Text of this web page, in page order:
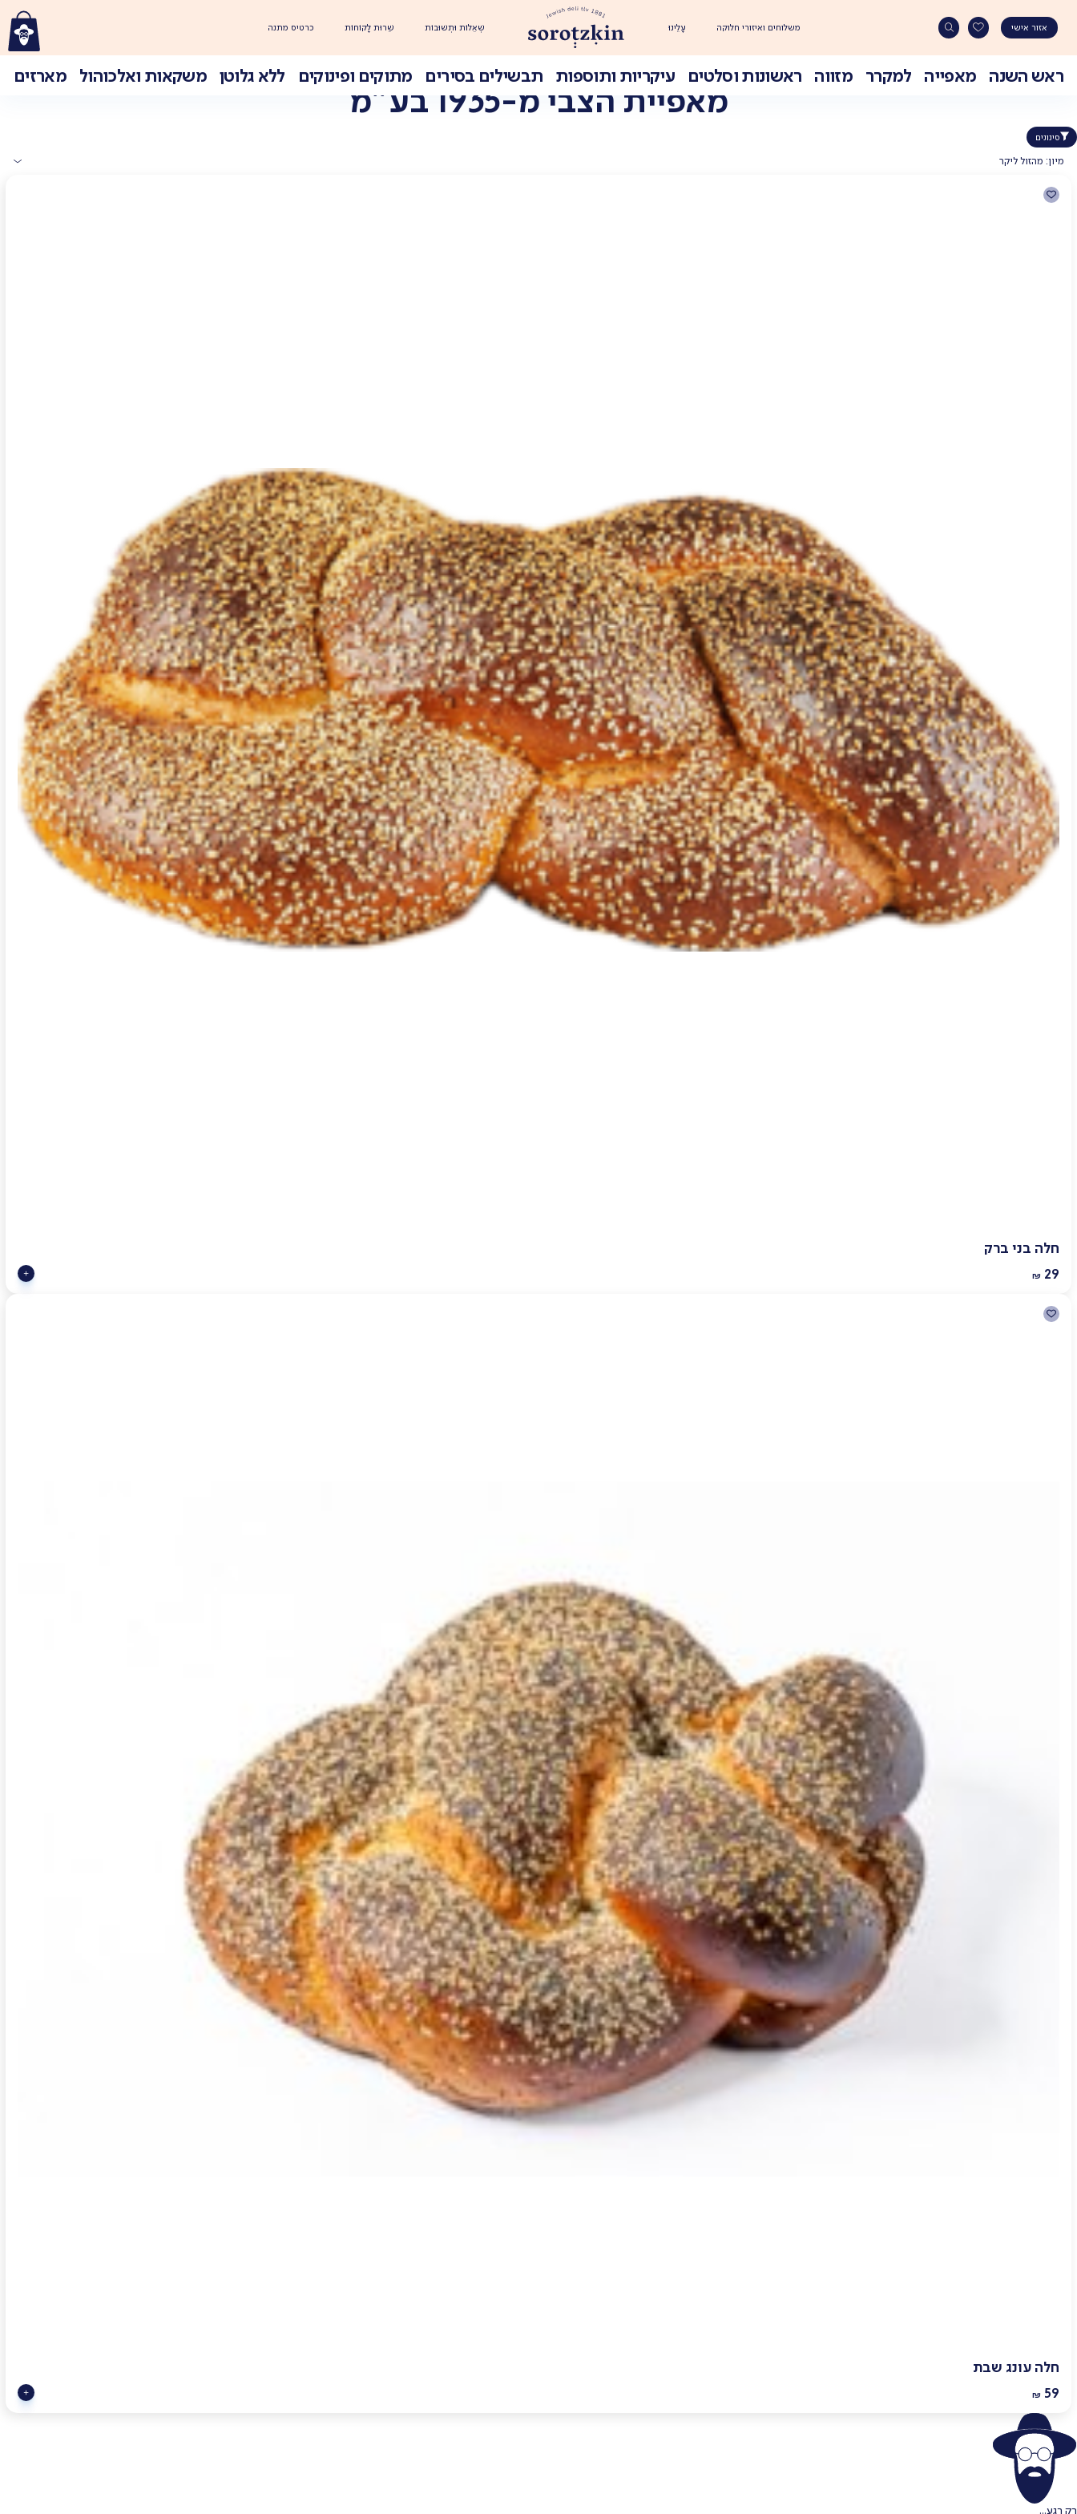
אזור אישי משלוחים ואיזורי חלוקה עָלֵינוּ שְׁאֵלוֹת וּתְשׁוּבוֹת שֵׁרוּת לָקוֹחוֹת כרטיס מתנה
ראש השנה מאפייה למקרר מזווה ראשונות וסלטים עיקריות ותוספות תבשילים בסירים מתוקים ופינוקים ללא גלוטן משקאות ואלכוהול מארזים
מאפיית הצבי מ-1935 בע"מ
סינונים
מיון: מהזול ליקר
חלה בני ברק
₪ 29
חלה עונג שבת
₪ 59
רק רגע...